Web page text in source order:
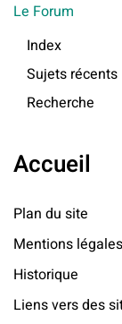
Le Forum
Index
Sujets récents
Recherche
Accueil
Plan du site
Mentions légales
Historique
Liens vers des